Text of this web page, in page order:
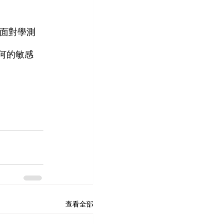
的敏感
查看全部